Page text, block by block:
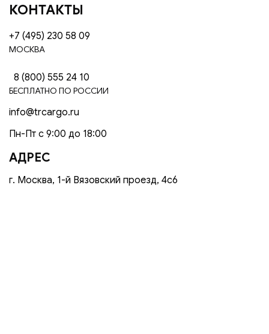
КОНТАКТЫ
+7 (495) 230 58 09
МОСКВА
8 (800) 555 24 10
БЕСПЛАТНО ПО РОССИИ
info@trcargo.ru
Пн-Пт с 9:00 до 18:00
АДРЕС
г. Москва, 1-й Вязовский проезд, 4с6